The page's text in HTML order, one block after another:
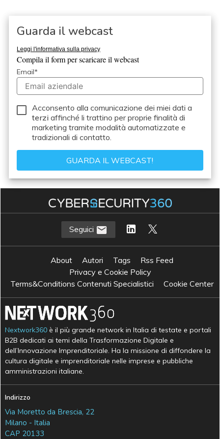
Guarda il webcast
Leggi l'informativa sulla privacy
Compila il form per scaricare il webcast
Email*
Acconsento alla comunicazione dei miei dati a
terzi affinché li trattino per proprie finalità di
marketing tramite modalità automatizzate e
tradizionali di contatto.
Seguici
About Autori Tags
Rss Feed
Privacy e Cookie Policy
Terms&Conditions Contenuti Specialistici
Cookie Center
Nextwork360 è il più grande network in Italia di testate e portali
B2B dedicati ai temi della Trasformazione Digitale e
dell’Innovazione Imprenditoriale. Ha la missione di diffondere la
cultura digitale e imprenditoriale nelle imprese e pubbliche
amministrazioni italiane.
Indirizzo
Via Moretto da Brescia, 22
Milano - Italia
CAP 20133